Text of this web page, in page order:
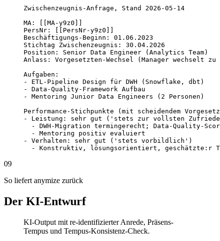
Zwischenzeugnis-Anfrage, Stand 2026-05-14
MA: [[MA-y9z0]]
PersNr: [[PersNr-y9z0]]
Beschäftigungs-Beginn: 01.06.2023
Stichtag Zwischenzeugnis: 30.04.2026
Position: Senior Data Engineer (Analytics Team)
Anlass: Vorgesetzten-Wechsel (Manager wechselt
Aufgaben:
- ETL-Pipeline Design für DWH (Snowflake, dbt)
- Data-Quality-Framework Aufbau
- Mentoring Junior Data Engineers (2 Personen)
Performance-Stichpunkte (mit scheidendem
- Leistung: sehr gut ('stets zur vollsten
- DWH-Migration termingerecht; Data-Quality-
  - Mentoring positiv evaluiert
- Verhalten: sehr gut ('stets vorbildlich')
- Konstruktiv, lösungsorientiert, geschätzte:r
09
So liefert anymize zurück
Der KI-Entwurf
KI-Output mit re-identifizierter Anrede, Präsens-
Tempus und Tempus-Konsistenz-Check.